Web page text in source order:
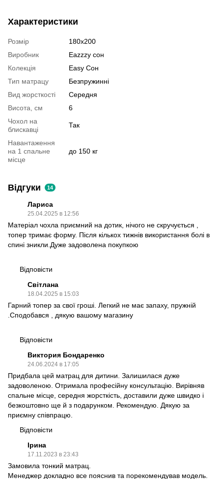
Характеристики
Розмір
180х200
Виробник
Eazzzy сон
Колекція
Easy Сон
Тип матрацу
Безпружинні
Вид жорсткості
Середня
Висота, см
6
Чохол на
блискавці
Так
Навантаження
на 1 спальне
місце
до 150 кг
Відгуки 14
Лариса
25.04.2025 в 12:56
Матеріал чохла приємний на дотик, нічого не скручується ,
топер тримає форму. Після кількох тижнів використання болі в
спині зникли.Дуже задоволена покупкою
Відповісти
Світлана
18.04.2025 в 15:03
Гарний топер за свої гроші. Легкий не має запаху, пружній
.Сподобався , дякую вашому магазину
Відповісти
Виктория Бондаренко
24.06.2024 в 17:05
Придбала цей матрац для дитини. Залишилася дуже
задоволеною. Отримала професійну консультацію. Вирівняв
спальне місце, середня жорсткість, доставили дуже швидко і
безкоштовно ще й з подарунком. Рекомендую. Дякую за
приємну співпрацю.
Відповісти
Ірина
17.11.2023 в 23:43
Замовила тонкий матрац.
Менеджер докладно все пояснив та порекомендував модель.